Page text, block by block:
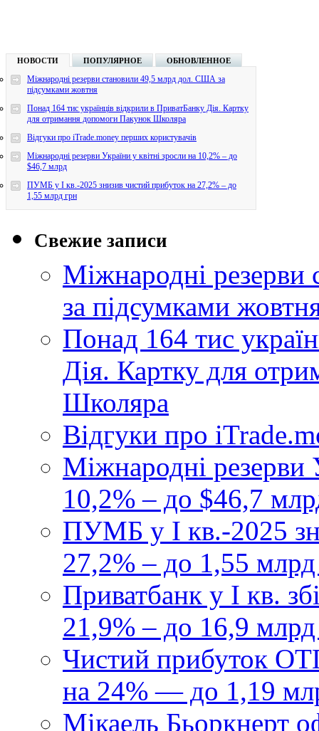
НОВОСТИ ПОПУЛЯРНОЕ ОБНОВЛЕННОЕ
Міжнародні резерви становили 49,5 млрд дол. США за
підсумками жовтня
Понад 164 тис українців відкрили в ПриватБанку Дія. Картку
для отримання допомоги Пакунок Школяра
Відгуки про iTrade.money перших користувачів
Міжнародні резерви України у квітні зросли на 10,2% – до
$46,7 млрд
ПУМБ у I кв.-2025 знизив чистий прибуток на 27,2% – до
1,55 млрд грн
Свежие записи
Міжнародні
за підсумками
Понад 164 тис
Дія. Картку для
Школяра
Відгуки про
Міжнародні резерви
10,2% – до $46,7
ПУМБ у I кв.-2025
27,2% – до 1,55
Приватбанк у І кв.
21,9% – до 16,9
Чистий прибуток
на 24% — до 1,19
Мікаель Бьоркнерт